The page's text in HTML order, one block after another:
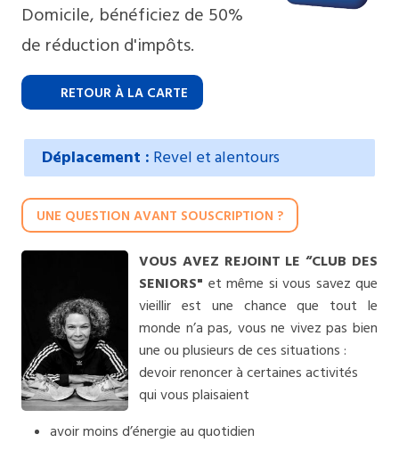
Domicile, bénéficiez de 50%
de réduction d'impôts.
RETOUR À LA CARTE
Déplacement : Revel et alentours
UNE QUESTION AVANT SOUSCRIPTION ?
VOUS AVEZ REJOINT LE “CLUB DES
SENIORS" et même si vous savez que
vieillir est une chance que tout le
monde n’a pas, vous ne vivez pas bien
une ou plusieurs de ces situations :
devoir renoncer à certaines activités
qui vous plaisaient
avoir moins d’énergie au quotidien